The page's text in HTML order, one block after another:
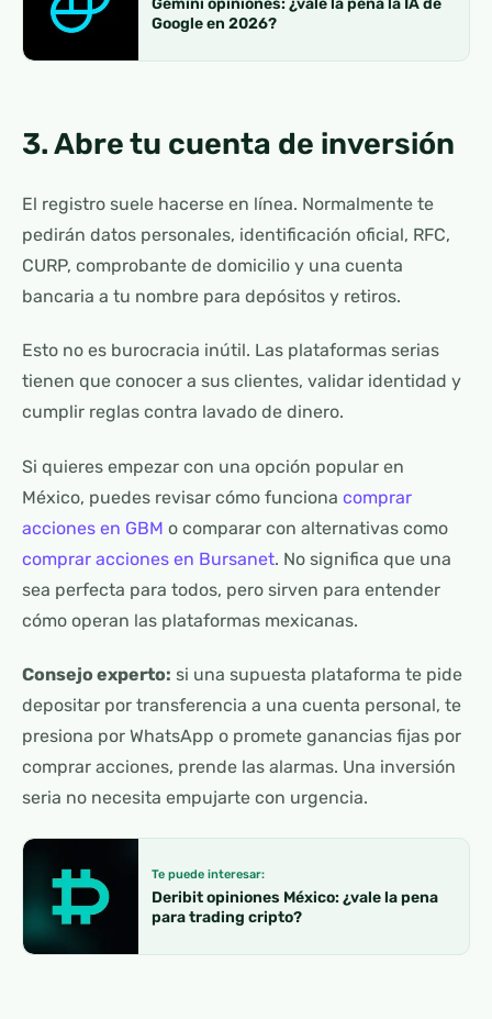
Gemini opiniones: ¿vale la pena la IA de
Google en 2026?
3. Abre tu cuenta de inversión
El registro suele hacerse en línea. Normalmente te
pedirán datos personales, identificación oficial, RFC,
CURP, comprobante de domicilio y una cuenta
bancaria a tu nombre para depósitos y retiros.
Esto no es burocracia inútil. Las plataformas serias
tienen que conocer a sus clientes, validar identidad y
cumplir reglas contra lavado de dinero.
Si quieres empezar con una opción popular en
México, puedes revisar cómo funciona comprar
acciones en GBM o comparar con alternativas como
comprar acciones en Bursanet. No significa que una
sea perfecta para todos, pero sirven para entender
cómo operan las plataformas mexicanas.
Consejo experto: si una supuesta plataforma te pide
depositar por transferencia a una cuenta personal, te
presiona por WhatsApp o promete ganancias fijas por
comprar acciones, prende las alarmas. Una inversión
seria no necesita empujarte con urgencia.
Te puede interesar:
Deribit opiniones México: ¿vale la pena
para trading cripto?